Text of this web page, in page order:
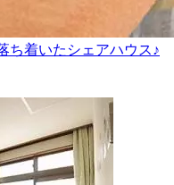
ち着いたシェアハウス♪